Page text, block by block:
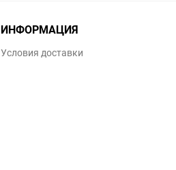
ИНФОРМАЦИЯ
Условия доставки